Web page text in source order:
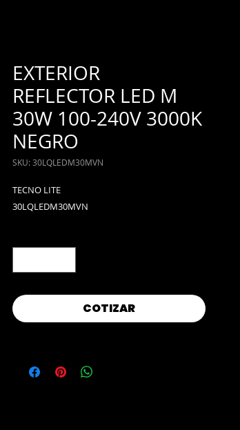
EXTERIOR
REFLECTOR LED M
30W 100-240V 3000K
NEGRO
SKU: 30LQLEDM30MVN
TECNO LITE
30LQLEDM30MVN
COTIZAR